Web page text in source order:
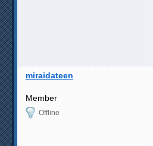
miraidateen
Member
Offline